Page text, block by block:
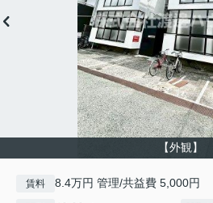
【外観】
賃料 8.4万円 管理/共益費 5,000円